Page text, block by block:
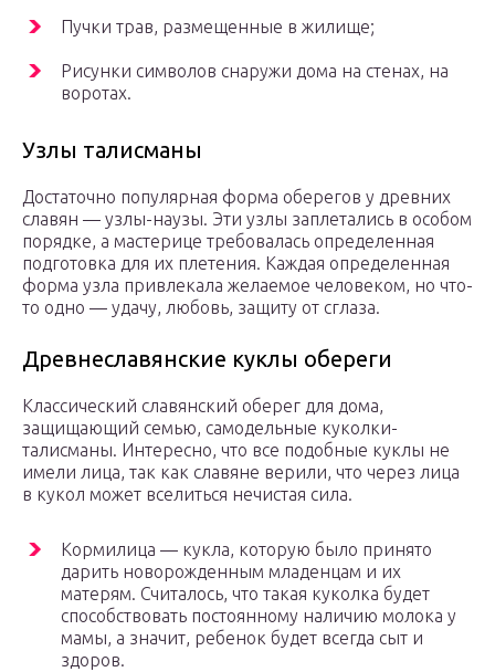
Пучки трав, размещенные в жилище;
Рисунки символов снаружи дома на стенах, на
воротах.
Узлы талисманы
Достаточно популярная форма оберегов у древних
славян — узлы-наузы. Эти узлы заплетались в особом
порядке, а мастерице требовалась определенная
подготовка для их плетения. Каждая определенная
форма узла привлекала желаемое человеком, но что-
то одно — удачу, любовь, защиту от сглаза.
Древнеславянские куклы обереги
Классический славянский оберег для дома,
защищающий семью, самодельные куколки-
талисманы. Интересно, что все подобные куклы не
имели лица, так как славяне верили, что через лица
в кукол может вселиться нечистая сила.
Кормилица — кукла, которую было принято
дарить новорожденным младенцам и их
матерям. Считалось, что такая куколка будет
способствовать постоянному наличию молока у
мамы, а значит, ребенок будет всегда сыт и
здоров.